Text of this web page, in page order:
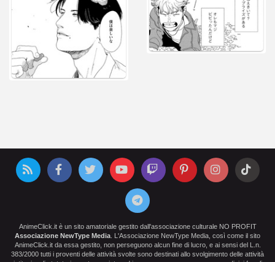
AnimeClick.it è un sito amatoriale gestito dall'associazione culturale NO PROFIT
Associazione NewType Media . L'Associazione NewType Media, così come il sito
AnimeClick.it da essa gestito, non perseguono alcun fine di lucro, e ai sensi del L.n.
383/2000 tutti i proventi delle attività svolte sono destinati allo svolgimento delle attività